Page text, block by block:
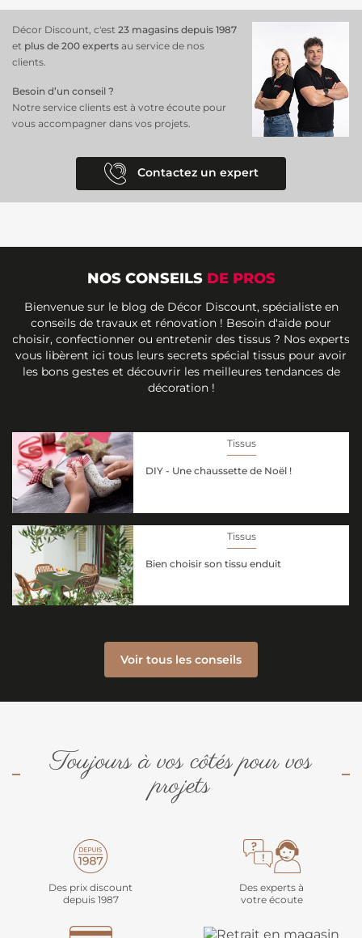
Décor Discount, c'est 23 magasins depuis 1987
et plus de 200 experts au service de nos
clients.
Besoin d’un conseil ?
Notre service clients est à votre écoute pour
vous accompagner dans vos projets.
Contactez un expert
NOS CONSEILS DE PROS
Bienvenue sur le blog de Décor Discount, spécialiste en
conseils de travaux et rénovation ! Besoin d'aide pour
choisir, confectionner ou entretenir des tissus ? Nos experts
vous libèrent ici tous leurs secrets spécial tissus pour avoir
les bons gestes et découvrir les meilleures tendances de
décoration !
Tissus
DIY - Une chaussette de Noël !
Tissus
Bien choisir son tissu enduit
Voir tous les conseils
Toujours à vos côtés pour vos
projets
Des prix discount
depuis 1987
Des experts à
votre écoute